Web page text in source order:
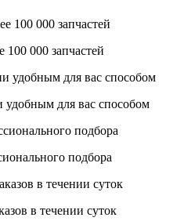
000 запчастей
удобным для вас способом
подбора
в течении суток